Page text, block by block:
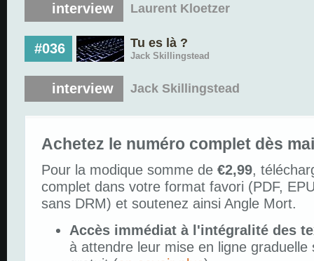
interview Laurent Kloetzer
#036 Tu es là ?
Jack Skillingstead
interview Jack Skillingstead
Achetez le numéro complet dès
Pour la modique somme de €2,99,
complet dans votre format favori (PDF,
sans DRM) et soutenez ainsi Angle Mort.
Accès immédiat à l'intégralité des
à attendre leur mise en ligne graduelle